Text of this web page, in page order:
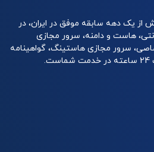
از یک دهه سابقه موفق در ایران، در
هاست و دامنه، سرور مجازی
سرور مجازی هاستینگ، گواهینامه